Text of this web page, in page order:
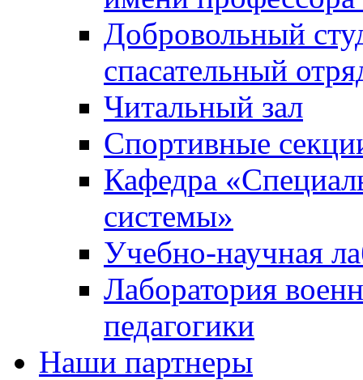
Добровольный
спасательный
Читальный зал
Спортивные
Кафедра
системы»
Учебно-научная
Лаборатория
педагогики
Наши партнеры